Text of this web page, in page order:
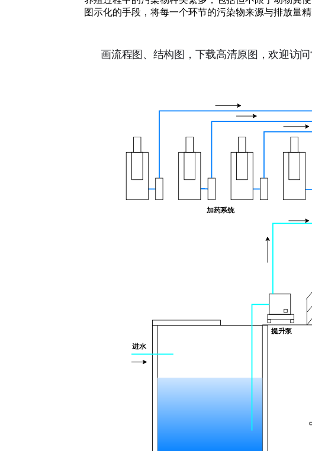
图示化的手段，将每一个环节的污染物来源与排放量